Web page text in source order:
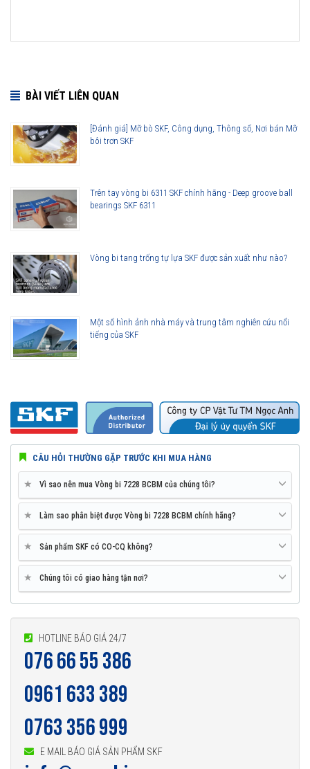
BÀI VIẾT LIÊN QUAN
[Đánh giá] Mỡ bò SKF, Công dụng, Thông số, Nơi bán Mỡ
bôi trơn SKF
Trên tay vòng bi 6311 SKF chính hãng - Deep groove ball
bearings SKF 6311
Vòng bi tang trống tự lựa SKF được sản xuất như nào?
Một số hình ảnh nhà máy và trung tâm nghiên cứu nổi
tiếng của SKF
CÂU HỎI THƯỜNG GẶP TRƯỚC KHI MUA HÀNG
★ Vì sao nên mua Vòng bi 7228 BCBM của chúng tôi?
★ Làm sao phân biệt được Vòng bi 7228 BCBM chính hãng?
★ Sản phẩm SKF có CO-CQ không?
★ Chúng tôi có giao hàng tận nơi?
HOTLINE BÁO GIÁ 24/7
076 66 55 386
0961 633 389
0763 356 999
E MAIL BÁO GIÁ SẢN PHẨM SKF